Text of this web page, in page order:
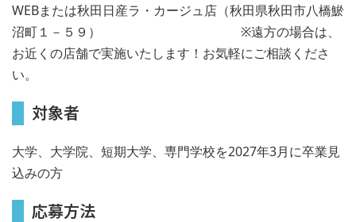
WEBまたは秋田日産ラ・カージュ店（秋田県秋田市八橋鯲
沼町１－５９） ※遠方の場合は、
お近くの店舗で実施いたします！お気軽にご相談くださ
い。
対象者
大学、大学院、短期大学、専門学校を2027年3月に卒業見
込みの方
応募方法